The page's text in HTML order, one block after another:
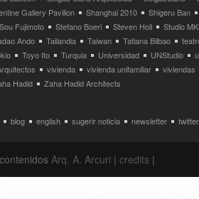
Gallery Pavilion Shanghai 2010
Shigeru Ban
Sou Fujimoto Stefano Boeri Steven Holl
Studio
Ando Tailandia Taiwan Tatiana Bilbao
Toyo Ito Turquia Universidad UNStudio
vivienda vivienda unifamiliar
viviendas
Hadid Zaha Hadid Architects
blog english sugerir noticia newsletter twitter
Arq. A. Arcuri | credits |